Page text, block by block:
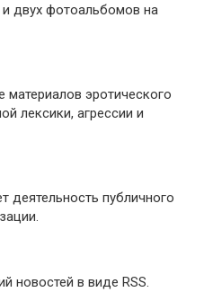
двух фотоальбомов на
материалов эротического
лексики, агрессии и
деятельность публичного
новостей в виде RSS.